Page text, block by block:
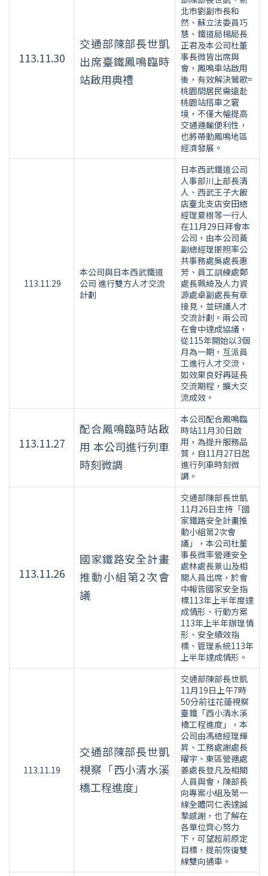
113.11.30
交通部陳部長世凱
出席臺鐵鳳鳴臨時
站啟用典禮
北市劉副市長和
然、蘇立法委員巧
慧、鐵道局楊局長
正君及本公司杜董
事長微皆出席與
會，鳳鳴車站啟用
後，有效解決鶯歌=
桃園間居民需遠赴
桃園站搭車之窘
境，不僅大幅提高
交通運輸便利性，
也將帶動鳳鳴地區
經濟發展。
113.11.29
本公司與日本西武鐵道
公司 進行雙方人才交流
計劃
日本西武鐵道公司
人事部川上部長清
人、西武王子大飯
店臺北支店安田總
經理夏樹等一行人
在11月29日拜會本
公司，由本公司黃
副總經理振照率公
共事務處吳處長惠
芳、員工訓練處鄭
處長珮綺及人力資
源處卓副處長有章
接見，並研議人才
交流計劃。兩公司
在會中達成協議，
從115年開始以3個
月為一期，互派員
工進行人才交流，
如效果良好再延長
交流期程，擴大交
流成效。
113.11.27
配合鳳鳴臨時站啟
用 本公司進行列車
時刻微調
本公司配合鳳鳴臨
時站11月30日啟
用，為提升服務品
質，自11月27日起
進行列車時刻微
調。
113.11.26
國家鐵路安全計畫
推動小組第2次會
議
交通部陳部長世凱
11月26日主持「國
家鐵路安全計畫推
動小組第2次會
議」，本公司杜董
事長微率營運安全
處林處長景山及相
關人員出席，於會
中報告國家安全指
標113年上半年度達
成情形、行動方案
113年上半年辦理情
形、安全績效指
標、管理系統113年
上半年達成情形。
113.11.19
交通部陳部長世凱
視察「西小清水溪
橋工程進度」
交通部陳部長世凱
11月19日上午7時
50分前往花蓮視察
臺鐵「西小清水溪
橋工程進度」，本
公司由馮總經理輝
昇、工務處謝處長
曜宇、東區營運處
姜處長登凡及相關
人員與會，陳部長
向專案小組及第一
線全體同仁表達誠
摯感謝，也了解在
各單位齊心努力
下，可望超前原定
目標，提前恢復雙
線雙向通車。